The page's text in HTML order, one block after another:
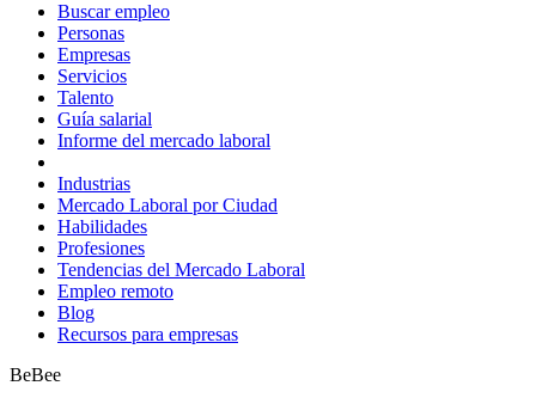
Buscar empleo
Personas
Empresas
Servicios
Talento
Guía salarial
Informe del mercado laboral
Industrias
Mercado Laboral por Ciudad
Habilidades
Profesiones
Tendencias del Mercado Laboral
Empleo remoto
Blog
Recursos para empresas
BeBee